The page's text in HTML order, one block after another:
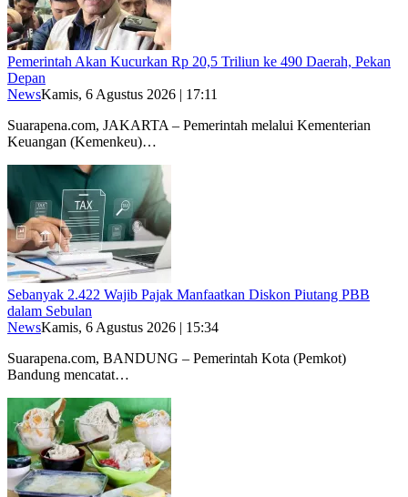
Pemerintah Akan Kucurkan Rp 20,5 Triliun ke 490 Daerah, Pekan
Depan
NewsKamis, 6 Agustus 2026 | 17:11
Suarapena.com, JAKARTA – Pemerintah melalui Kementerian
Keuangan (Kemenkeu)…
Sebanyak 2.422 Wajib Pajak Manfaatkan Diskon Piutang PBB
dalam Sebulan
NewsKamis, 6 Agustus 2026 | 15:34
Suarapena.com, BANDUNG – Pemerintah Kota (Pemkot)
Bandung mencatat…